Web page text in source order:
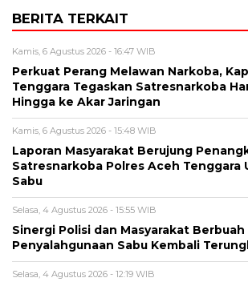
BERITA TERKAIT
Kamis, 6 Agustus 2026 - 16:47 WIB
Perkuat Perang Melawan Narkoba,
Tenggara Tegaskan Satresnarkoba
Hingga ke Akar Jaringan
Kamis, 6 Agustus 2026 - 15:48 WIB
Laporan Masyarakat Berujung
Satresnarkoba Polres Aceh Tenggara
Sabu
Selasa, 4 Agustus 2026 - 15:55 WIB
Sinergi Polisi dan Masyarakat Berbuah
Penyalahgunaan Sabu Kembali
Selasa, 4 Agustus 2026 - 12:19 WIB